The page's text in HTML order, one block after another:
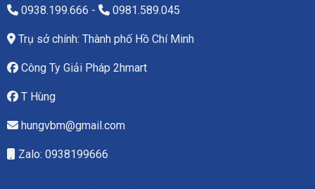
0938.199.666 - 0981.589.045
Trụ sở chính: Thành phố Hồ Chí Minh
Công Ty Giải Pháp 2hmart
T Hùng
hungvbm@gmail.com
Zalo: 0938199666